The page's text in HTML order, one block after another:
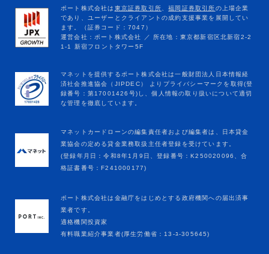
マネットカードローンの編集責任者および編集者は、日本貸金
業協会の定める貸金業務取扱主任者登録を受けています。
(登録年月日：令和8年1月9日、登録番号：K250020096、合
格証書番号：F241000177)
ポート株式会社は金融庁をはじめとする政府機関への届出済事
業者です。
適格機関投資家
有料職業紹介事業者(厚生労働省：13-ﾕ-305645)